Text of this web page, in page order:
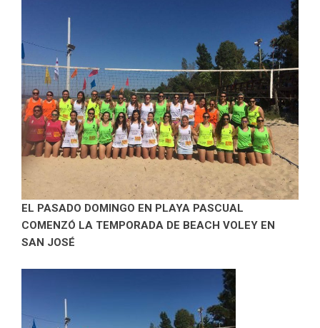
EL PASADO DOMINGO EN PLAYA PASCUAL
COMENZÓ LA TEMPORADA DE BEACH VOLEY EN
SAN JOSÉ